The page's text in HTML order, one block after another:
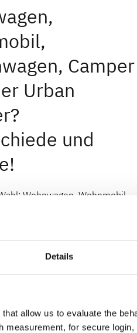
Details
allow us to evaluate the
for secure
Camper
Urban
und
Wohnwagen, Wohnmobil,
war di[...]